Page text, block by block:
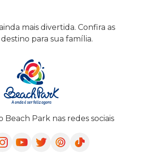
mais divertida. Confira as
para sua família.
Beach Park nas redes sociais